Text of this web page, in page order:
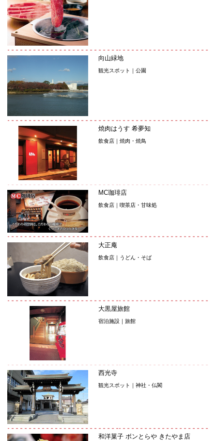
向山緑地
観光スポット｜公園
焼肉はうす 希夢知
飲食店｜焼肉・焼鳥
MC珈琲店
飲食店｜喫茶店・甘味処
大正庵
飲食店｜うどん・そば
大黒屋旅館
宿泊施設｜旅館
西光寺
観光スポット｜神社・仏閣
和洋菓子 ボンとらや きたやま店